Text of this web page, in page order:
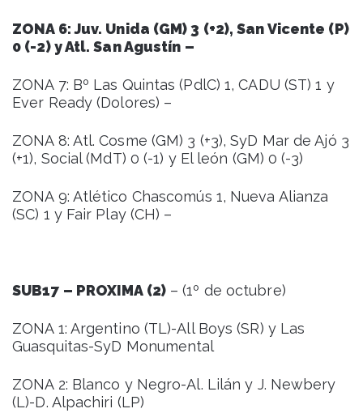
ZONA 6: Juv. Unida (GM) 3 (+2), San Vicente (P)
0 (-2) y Atl. San Agustín –
ZONA 7: Bº Las Quintas (PdlC) 1, CADU (ST) 1 y
Ever Ready (Dolores) –
ZONA 8: Atl. Cosme (GM) 3 (+3), SyD Mar de Ajó 3
(+1), Social (MdT) 0 (-1) y El león (GM) 0 (-3)
ZONA 9: Atlético Chascomús 1, Nueva Alianza
(SC) 1 y Fair Play (CH) –
SUB17 – PROXIMA (2)– (1º de octubre)
ZONA 1: Argentino (TL)-All Boys (SR) y Las
Guasquitas-SyD Monumental
ZONA 2: Blanco y Negro-Al. Lilán y J. Newbery
(L)-D. Alpachiri (LP)